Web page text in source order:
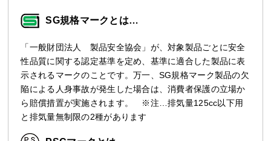
SG規格マークとは…
「一般財団法人 製品安全協会」が、対象製品ごとに安全
性品質に関する認定基準を定め、基準に適合した製品に表
示されるマークのことです。万一、SG規格マーク製品の欠
陥による人身事故が発生した場合は、消費者保護の立場か
ら賠償措置が実施されます。 ※注…排気量125cc以下用
と排気量無制限の2種があります